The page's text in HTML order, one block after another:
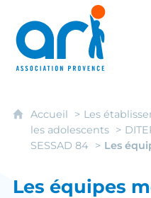
ARI -
Accueil Les
les adolescents
SESSAD 84
Les
Les équipes